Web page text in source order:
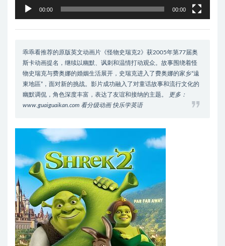
00:00 00:00
乖乖看推荐的原版英文动画片《怪物史瑞克2》获2005年第77届奥
斯卡动画提名，继续以幽默、讽刺和温情打动观众。故事围绕着怪
物史瑞克与费奥娜的婚姻生活展开，史瑞克进入了费奥娜的家乡“遠
東地區”，面对新的挑战。影片成功融入了对童话故事和流行文化的
幽默调侃，角色深度丰富，表达了友谊和接纳的主题。
更多：
www.guaiguaikan.com 看分级动画 快乐学英语